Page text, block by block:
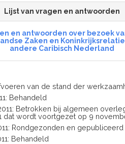
Lijst van vragen en antwoorden
en antwoorden over bezoek
Zaken en
andere Caribisch Nederland
van de stand der
Behandeld
Betrokken bij algemeen
dat wordt voortgezet op 9
Rondgezonden en gepubliceerd
Behandeld